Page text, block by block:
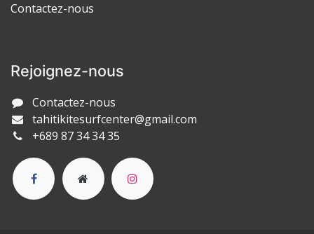
Contactez-nous
Rejoignez-nous
Contactez-nous
tahitikitesurfcenter@gmail.com
+689 87 34 34 35